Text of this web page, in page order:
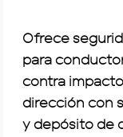
Ofrece
para
contra
dirección con
y depósito de